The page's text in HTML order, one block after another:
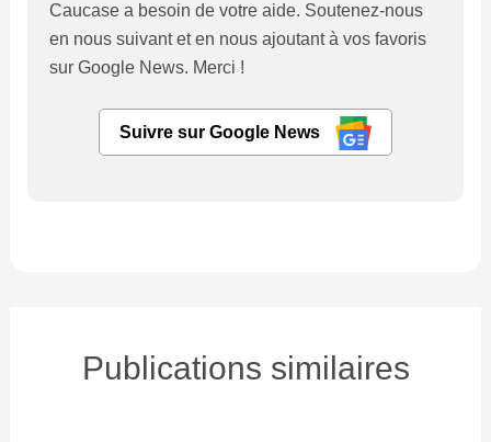
Caucase a besoin de votre aide. Soutenez-nous
en nous suivant et en nous ajoutant à vos favoris
sur Google News. Merci !
Suivre sur Google News
Publications similaires